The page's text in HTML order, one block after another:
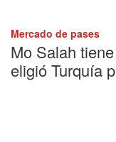
Mercado de pases
Mo Salah
eligió Turquía